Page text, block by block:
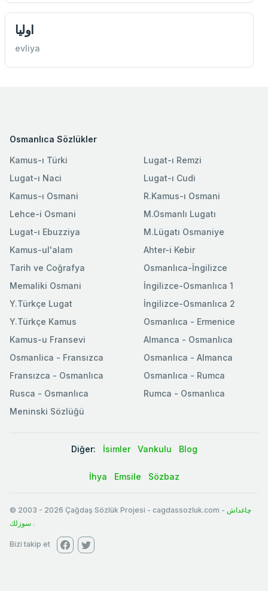
اوليا
evliya
Osmanlıca Sözlükler
Kamus-ı Türki
Lugat-ı Naci
Kamus-ı Osmani
Lehce-i Osmani
Lugat-ı Ebuzziya
Lugat-ı Remzi
Lugat-ı Cudi
R.Kamus-ı Osmani
M.Osmanlı Lugatı
M.Lügatı Osmaniye
Kamus-ul'alam
Tarih ve Coğrafya
Memaliki Osmani
Y.Türkçe Lugat
Y.Türkçe Kamus
Ahter-i Kebir
Osmanlıca-İngilizce
İngilizce-Osmanlıca 1
İngilizce-Osmanlıca 2
Osmanlıca - Ermenice
Kamus-u Fransevi
Osmanlica - Fransızca
Fransızca - Osmanlıca
Rusca - Osmanlıca
Meninski Sözlüğü
Almanca - Osmanlıca
Osmanlıca - Almanca
Osmanlıca - Rumca
Rumca - Osmanlıca
Diğer: İsimler Vankulu Blog
İhya Emsile Sözbaz
© 2003 - 2026 Çağdaş Sözlük Projesi - cagdassozluk.com - چاغداش
سوزلك .
Bizi takip et